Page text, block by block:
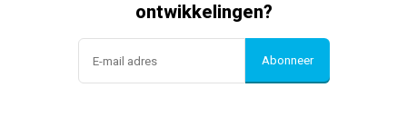
ontwikkelingen?
Abonneer